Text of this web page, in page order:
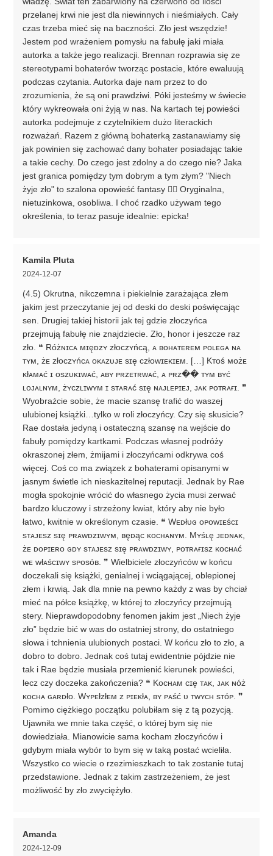
przelanej krwi nie jest dla niewinnych i nieśmiałych. Cały
czas trzeba mieć się na baczności. Zło jest wszędzie!
Jestem pod wrażeniem pomysłu na fabułę jaki miała
autorka a także jego realizacji. Brennan rozprawia się ze
stereotypami bohaterów tworząc postacie, które ewaluują
podczas czytania. Autorka daje nam przez to do
zrozumienia, że są oni prawdziwi. Póki jesteśmy w świecie
który wykreowała oni żyją w nas. Na kartach tej powieści
autorka podejmuje z czytelnikiem dużo literackich
rozważań. Razem z główną bohaterką zastanawiamy się
jak powinien się zachować dany bohater posiadając takie
a takie cechy. Do czego jest zdolny a do czego nie? Jaka
jest granica pomiędzy tym dobrym a tym złym? "Niech
żyje zło" to szalona opowieść fantasy 🙆‍♀️ Oryginalna,
nietuzinkowa, osobliwa. I choć rzadko używam tego
określenia, to teraz pasuje idealnie: epicka!
Kamila Pluta
2024-12-07
(4.5) Okrutna, nikczemna i piekielnie zarażająca złem
jakim jest przeczytanie jej od deski do deski poświęcając
sen. Drugiej takiej historii jak tej gdzie złoczyńca
przejmują fabułę nie znajdziecie. Zło, honor i jeszcze raz
zło. ❝ Różɴɪᴄᴀ ᴍɪęᴅᴢʏ ᴢłᴏᴄᴢʏńᴄą, ᴀ ʙᴏʜᴀᴛᴇʀᴇᴍ ᴘᴏʟᴇɢᴀ ɴᴀ
ᴛʏᴍ, żᴇ ᴢłᴏᴄᴢʏńᴄᴀ ᴏᴋᴀᴢᴜᴊᴇ sɪę ᴄᴢłᴏᴡɪᴇᴋɪᴇᴍ. […] Kᴛᴏś ᴍᴏżᴇ
ᴋłᴀᴍᴀć ɪ ᴏsᴢᴜᴋɪᴡᴀć, ᴀʙʏ ᴘʀᴢᴇᴛʀᴡᴀć, ᴀ ᴘʀᴢ�� ᴛʏᴍ ʙʏć
ʟᴏᴊᴀʟɴʏᴍ, żʏᴄᴢʟɪᴡʏᴍ ɪ sᴛᴀʀᴀć sɪę ɴᴀᴊʟᴇᴘɪᴇᴊ, ᴊᴀᴋ ᴘᴏᴛʀᴀғɪ. ❞
Wyobraźcie sobie, że macie szansę trafić do waszej
ulubionej książki…tylko w roli złoczyńcy. Czy się skusicie?
Rae dostała jedyną i ostateczną szansę na wejście do
fabuły pomiędzy kartkami. Podczas własnej podróży
okraszonej złem, żmijami i złoczyńcami odkrywa coś
więcej. Coś co ma związek z bohaterami opisanymi w
jasnym świetle ich nieskazitelnej reputacji. Jednak by Rae
mogła spokojnie wrócić do własnego życia musi zerwać
bardzo kluczowy i strzeżony kwiat, który aby nie było
łatwo, kwitnie w określonym czasie. ❝ Wᴇᴅłᴜɢ ᴏᴘᴏᴡɪᴇśᴄɪ
sᴛᴀᴊᴇsᴢ sɪę ᴘʀᴀᴡᴅᴢɪᴡʏᴍ, ʙęᴅąᴄ ᴋᴏᴄʜᴀɴʏᴍ. Mʏśʟę ᴊᴇᴅɴᴀᴋ,
żᴇ ᴅᴏᴘɪᴇʀᴏ ɢᴅʏ sᴛᴀᴊᴇsᴢ sɪę ᴘʀᴀᴡᴅᴢɪᴡʏ, ᴘᴏᴛʀᴀғɪsᴢ ᴋᴏᴄʜᴀć
ᴡᴇ ᴡłᴀśᴄɪᴡʏ sᴘᴏsóʙ. ❞ Wielbiciele złoczyńców w końcu
doczekali się książki, genialnej i wciągającej, oblepionej
złem i krwią. Jak dla mnie na pewno każdy z was by chciał
mieć na półce książkę, w której to złoczyńcy przejmują
stery. Nieprawdopodobny fenomen jakim jest „Niech żyje
zło” będzie bić w was do ostatniej strony, do ostatniego
słowa i tchnienia ulubionych postaci. W końcu zło to zło, a
dobro to dobro. Jednak coś tutaj ewidentnie pójdzie nie
tak i Rae będzie musiała przemienić kierunek powieści,
lecz czy doczeka zakończenia? ❝ Kᴏᴄʜᴀᴍ ᴄɪę ᴛᴀᴋ, ᴊᴀᴋ ɴóż
ᴋᴏᴄʜᴀ ɢᴀʀᴅłᴏ. Wʏᴘᴇłᴢłᴇᴍ ᴢ ᴘɪᴇᴋłᴀ, ʙʏ ᴘᴀść ᴜ ᴛᴡʏᴄʜ sᴛóᴘ. ❞
Pomimo ciężkiego początku polubiłam się z tą pozycją.
Ujawniła we mnie taka część, o której bym się nie
dowiedziała. Mianowicie sama kocham złoczyńców i
gdybym miała wybór to bym się w taką postać wcieliła.
Wszystko co wiecie o rzezimieszkach to tak zostanie tutaj
przedstawione. Jednak z takim zastrzeżeniem, że jest
możliwość by zło zwyciężyło.
Amanda
2024-12-09